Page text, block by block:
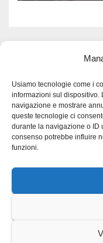
Usiamo tecnologie come i
informazioni sul dispositivo.
navigazione e mostrare
queste tecnologie ci
durante la navigazione o ID
consenso potrebbe influire
funzioni.
Proudly powered by